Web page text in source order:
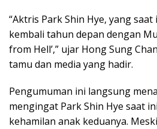
“Aktris Park Shin Hye, yang
kembali tahun depan dengan
from Hell’,” ujar Hong Sung
tamu dan media yang hadir.
Pengumuman ini langsung
mengingat Park Shin Hye saat
kehamilan anak keduanya.